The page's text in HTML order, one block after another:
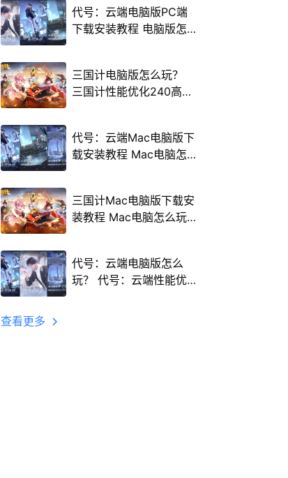
代号：云端电脑版PC端
下载安装教程 电脑版怎
三国计电脑版怎么玩？
三国计性能优化240高帧
代号：云端Mac电脑版下
载安装教程 Mac电脑怎
三国计Mac电脑版下载安
装教程 Mac电脑怎么玩
代号：云端电脑版怎么
玩？ 代号：云端性能优
查看更多